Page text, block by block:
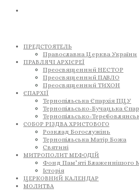
ПРЕДСТОЯТЕЛЬ
Православна Церква України
ПРАВЛЯЧІ АРХІЄРЕЇ
Преосвященний НЕСТОР
Преосвященний ПАВЛО
Преосвященний ТИХОН
ЄПАРХІЇ
Тернопільська Єпархія ПЦУ
Тернопільсько-Бучацька
Тернопільсько-
СОБОР РІЗДВА ХРИСТОВОГО
Розклад Богослужінь
Тернопільська Матір Божа
Святині
МИТРОПОЛИТ МЕФОДІЙ
Фонд Пам’яті Блаженнішого
Історія
ЦЕРКОВНИЙ КАЛЕНДАР
МОЛИТВА